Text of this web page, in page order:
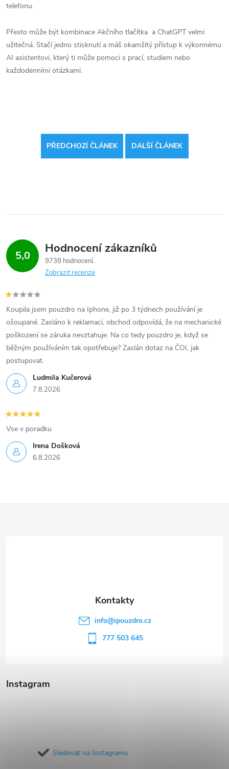
telefonu.
Přesto může být kombinace Akčního tlačítka a ChatGPT velmi
užitečná. Stačí jedno stisknutí a máš okamžitý přístup k výkonnému
AI asistentovi, který ti může pomoci s prací, studiem nebo
každodenními otázkami.
PŘEDCHOZÍ ČLÁNEK DALŠÍ ČLÁNEK
5,0 Hodnocení zákazníků
9738 hodnocení
Zobrazit recenze
Ludmila Kučerová
7.8.2026
Koupila jsem pouzdro na Iphone, již po 3 týdnech používání je
ošoupané. Zasláno k reklamaci, obchod odpovídá, že na mechanické
poškození se záruka nevztahuje. Na co tedy pouzdro je, když se
běžným používáním tak opotřebuje? Zaslán dotaz na ČOI, jak
postupovat.
Irena Došková
6.8.2026
Vse v poradku
Instagram
Sledovat na Instagramu
info@ipouzdro.cz
777 503 645